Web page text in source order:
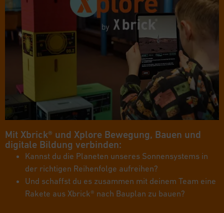
Mit Xbrick® und Xplore Bewegung, Bauen und
digitale Bildung verbinden:
Kannst du die Planeten unseres Sonnensystems in
der richtigen Reihenfolge aufreihen?
Und schaffst du es zusammen mit deinem Team eine
Rakete aus Xbrick® nach Bauplan zu bauen?